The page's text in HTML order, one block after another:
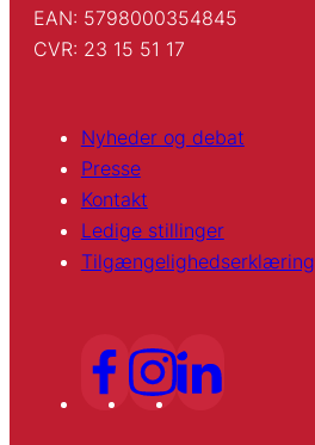
EAN: 5798000354845
CVR: 23 15 51 17
Nyheder og debat
Presse
Kontakt
Ledige stillinger
Tilgængelighedserklæring